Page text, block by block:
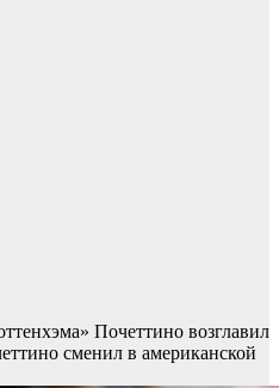
Почеттино возглавил
сменил в американской